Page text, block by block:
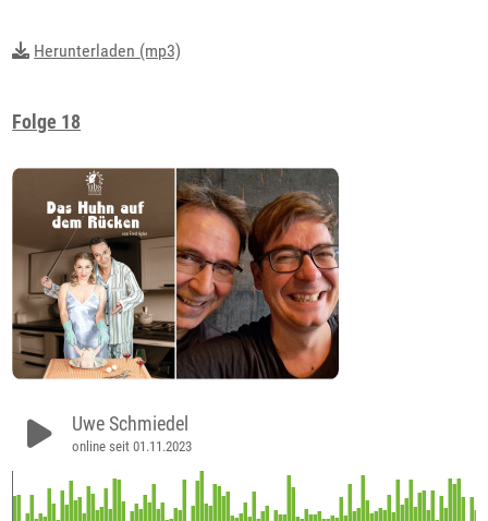
Herunterladen (mp3)
Folge 18
Uwe Schmiedel
online seit 01.11.2023